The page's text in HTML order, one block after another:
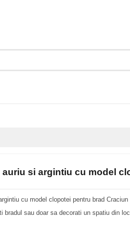
auriu si argintiu cu model
cu model clopotei pentru brad Craciun
bradul sau doar sa decorati un spatiu din